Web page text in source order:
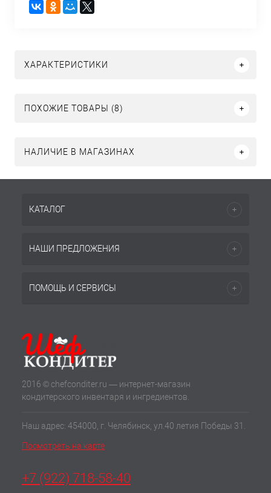
ХАРАКТЕРИСТИКИ
ПОХОЖИЕ ТОВАРЫ (8)
НАЛИЧИЕ В МАГАЗИНАХ
КАТАЛОГ
НАШИ ПРЕДЛОЖЕНИЯ
ПОМОЩЬ И СЕРВИСЫ
2016 © chefconditer.ru — интернет-магазин
кондитерского инвентаря и ингредиентов.
Наш адрес: 454000, г. Челябинск, ул.40 летия Победы 31.
Посмотреть на карте
+7 (922) 718-58-40